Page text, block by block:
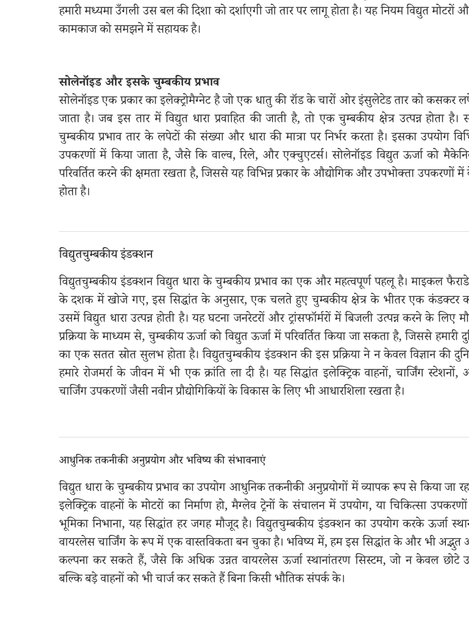
हमारी मध्यमा उँगली उस बल की दिशा को दर्शाएगी जो तार पर लागू होता है। यह नियम विद्युत मोटरों
कामकाज को समझने में सहायक है।
सोलेनॉइड और इसके चुम्बकीय प्रभाव
सोलेनॉइड एक प्रकार का इलेक्ट्रोमैग्नेट है जो एक धातु की रॉड के चारों ओर इंसुलेटेड तार को कसकर
जाता है। जब इस तार में विद्युत धारा प्रवाहित की जाती है, तो एक चुम्बकीय क्षेत्र उत्पन्न होता है।
चुम्बकीय प्रभाव तार के लपेटों की संख्या और धारा की मात्रा पर निर्भर करता है। इसका उपयोग
उपकरणों में किया जाता है, जैसे कि वाल्व, रिले, और एक्चुएटर्स। सोलेनॉइड विद्युत ऊर्जा को
परिवर्तित करने की क्षमता रखता है, जिससे यह विभिन्न प्रकार के औद्योगिक और उपभोक्ता उपकरणों में
होता है।
विद्युतचुम्बकीय इंडक्शन
विद्युतचुम्बकीय इंडक्शन विद्युत धारा के चुम्बकीय प्रभाव का एक और महत्वपूर्ण पहलू है। माइकल फैराडे
के दशक में खोजे गए, इस सिद्धांत के अनुसार, एक चलते हुए चुम्बकीय क्षेत्र के भीतर एक कंडक्टर
उसमें विद्युत धारा उत्पन्न होती है। यह घटना जनरेटरों और ट्रांसफॉर्मरों में बिजली उत्पन्न करने के लिए
प्रक्रिया के माध्यम से, चुम्बकीय ऊर्जा को विद्युत ऊर्जा में परिवर्तित किया जा सकता है, जिससे हमारी
का एक सतत स्रोत सुलभ होता है। विद्युतचुम्बकीय इंडक्शन की इस प्रक्रिया ने न केवल विज्ञान की
हमारे रोजमर्रा के जीवन में भी एक क्रांति ला दी है। यह सिद्धांत इलेक्ट्रिक वाहनों, चार्जिंग
चार्जिंग उपकरणों जैसी नवीन प्रौद्योगिकियों के विकास के लिए भी आधारशिला रखता है।
आधुनिक तकनीकी अनुप्रयोग और भविष्य की संभावनाएं
विद्युत धारा के चुम्बकीय प्रभाव का उपयोग आधुनिक तकनीकी अनुप्रयोगों में व्यापक रूप से किया जा
इलेक्ट्रिक वाहनों के मोटरों का निर्माण हो, मैग्लेव ट्रेनों के संचालन में उपयोग, या चिकित्सा
भूमिका निभाना, यह सिद्धांत हर जगह मौजूद है। विद्युतचुम्बकीय इंडक्शन का उपयोग करके ऊर्जा
वायरलेस चार्जिंग के रूप में एक वास्तविकता बन चुका है। भविष्य में, हम इस सिद्धांत के और भी अद्भुत
कल्पना कर सकते हैं, जैसे कि अधिक उन्नत वायरलेस ऊर्जा स्थानांतरण सिस्टम, जो न केवल छोटे
बल्कि बड़े वाहनों को भी चार्ज कर सकते हैं बिना किसी भौतिक संपर्क के।